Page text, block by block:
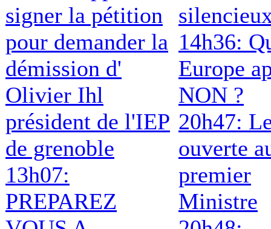
signer la pétition
pour demander la
démission d'
Olivier Ihl
président de l'IEP
de grenoble
13h07:
PREPAREZ
14h36:
Europe
NON ?
20h47:
ouverte
premier
Ministre